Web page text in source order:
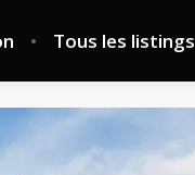
Tous les listings